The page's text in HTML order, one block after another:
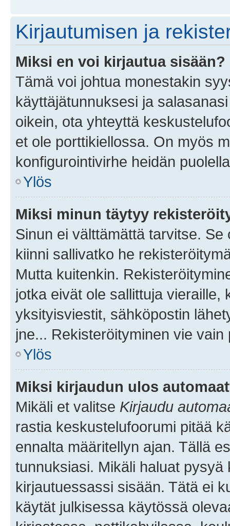
Kirjautumisen ja
Miksi en voi kirjautua sisään?
Tämä voi johtua monestakin
käyttäjätunnuksesi ja
oikein, ota yhteyttä
et ole porttikiellossa. On myös
konfigurointivirhe heidän
Ylös
Miksi minun täytyy
Sinun ei välttämättä tarvitse.
kiinni sallivatko he
Mutta kuitenkin.
jotka eivät ole sallittuja vieraille,
yksityisviestit, sähköpostin
jne... Rekisteröityminen vie
Ylös
Miksi kirjaudun ulos
Mikäli et valitse Kirjaudu
rastia keskustelufoorumi pitää
ennalta määritellyn ajan. Tällä
tunnuksiasi. Mikäli haluat
kirjautuessassi sisään. Tätä ei
käytät julkisessa käytössä